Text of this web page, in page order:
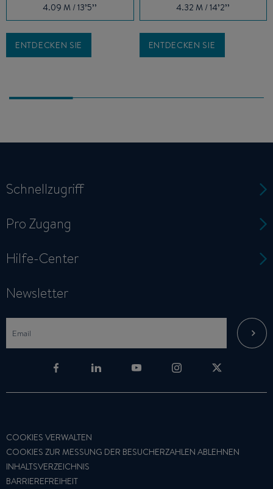
4.09 M / 13’5’’
ENTDECKEN SIE
4.32 M / 14’2’’
ENTDECKEN SIE
Schnellzugriff
Pro Zugang
Hilfe-Center
Newsletter
COOKIES VERWALTEN
COOKIES ZUR MESSUNG DER BESUCHERZAHLEN ABLEHNEN
INHALTSVERZEICHNIS
BARRIEREFREIHEIT